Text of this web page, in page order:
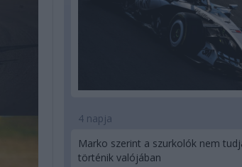
4 napja
Marko szerint a szurkolók nem
történik valójában